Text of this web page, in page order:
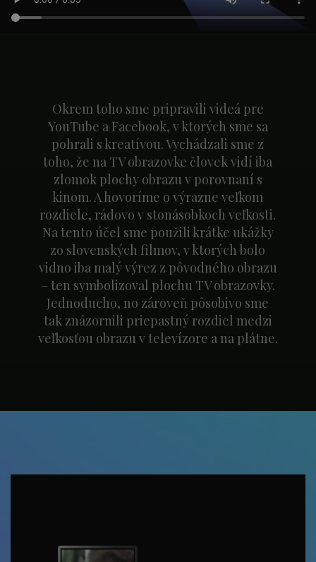
Okrem toho sme pripravili videá pre
YouTube a Facebook, v ktorých sme sa
pohrali s kreatívou. Vychádzali sme z
toho, že na TV obrazovke človek vidí iba
zlomok plochy obrazu v porovnaní s
kinom. A hovoríme o výrazne veľkom
rozdiele, rádovo v stonásobkoch veľkosti.
Na tento účel sme použili krátke ukážky
zo slovenských filmov, v ktorých bolo
vidno iba malý výrez z pôvodného obrazu
– ten symbolizoval plochu TV obrazovky.
Jednoducho, no zároveň pôsobivo sme
tak znázornili priepastný rozdiel medzi
veľkosťou obrazu v televízore a na plátne.